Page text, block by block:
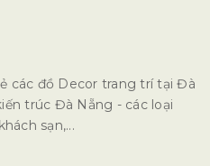
các đồ Decor trang trí tại Đà
trúc Đà Nẵng - các loại
sạn,...